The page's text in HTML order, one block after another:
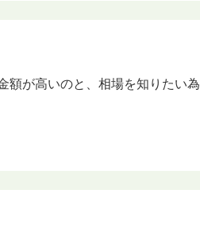
額が高いのと、相場を知りたい